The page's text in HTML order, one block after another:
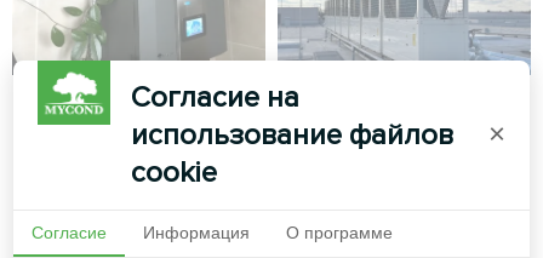
Офис
Сплит-тепловой насос Artic
Home серии Smart
Производственный
комплекс с
Mycond STANDARD
Согласие на
использование файлов
cookie
×
Согласие Информация О программе